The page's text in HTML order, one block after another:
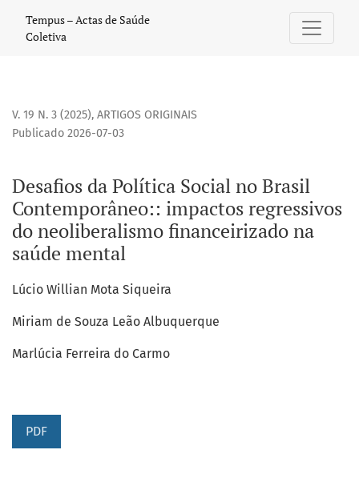
Desafios da Política Social no Brasil Contemporâneo:
Tempus – Actas de Saúde
Coletiva
V. 19 N. 3 (2025), ARTIGOS ORIGINAIS
Desafios da Política Social no Brasil
Contemporâneo:: impactos regressivos
do neoliberalismo financeirizado na
saúde mental
Publicado 2026-07-03
Lúcio Willian Mota Siqueira
Miriam de Souza Leão Albuquerque
Marlúcia Ferreira do Carmo
PDF